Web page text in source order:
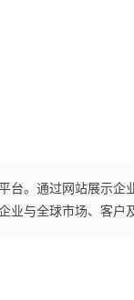
。通过网站展示企
与全球市场、客户